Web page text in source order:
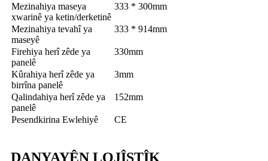
Mezinahiya maseya
xwarinê ya ketin/derketinê
333 * 300mm
Mezinahiya tevahî ya
maseyê
333 * 914mm
Firehiya herî zêde ya
panelê
330mm
Kûrahiya herî zêde ya
birrîna panelê
3mm
Qalindahiya herî zêde ya
panelê
152mm
Pesendkirina Ewlehiyê CE
DANYAYÊN LOJÎSTÎK